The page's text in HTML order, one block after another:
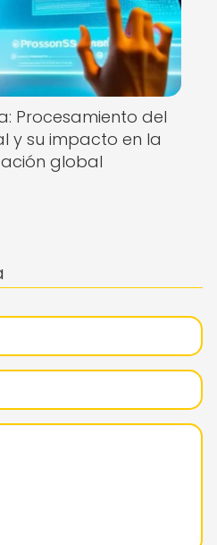
Procesamiento del
y su impacto en la
global